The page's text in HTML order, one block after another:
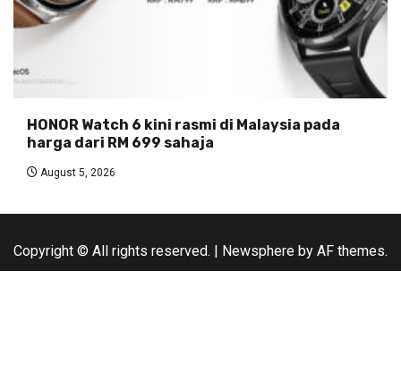
HONOR Watch 6 kini rasmi di Malaysia pada
harga dari RM 699 sahaja
August 5, 2026
Copyright © All rights reserved. | Newsphere by AF themes.